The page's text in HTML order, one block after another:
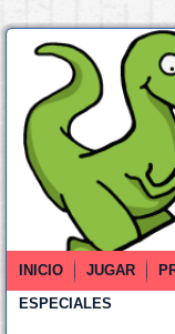
INICIO JUGAR
ESPECIALES